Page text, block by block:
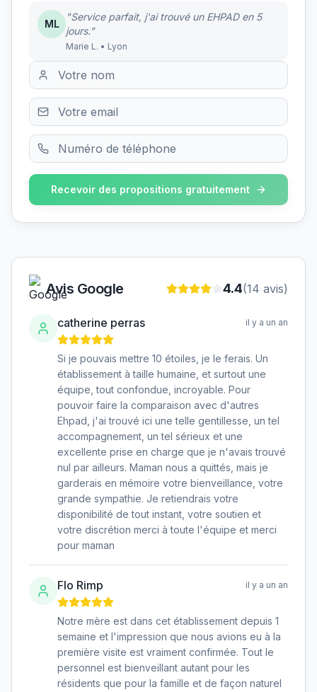
ML
"Service parfait, j'ai trouvé un EHPAD en 5
jours."
Marie L. • Lyon
Recevoir des propositions gratuitement
Avis Google 4.4(14 avis)
catherine perras il y a un an
Si je pouvais mettre 10 étoiles, je le ferais. Un
établissement à taille humaine, et surtout une
équipe, tout confondue, incroyable. Pour
pouvoir faire la comparaison avec d'autres
Ehpad, j'ai trouvé ici une telle gentillesse, un tel
accompagnement, un tel sérieux et une
excellente prise en charge que je n'avais trouvé
nul par ailleurs. Maman nous a quittés, mais je
garderais en mémoire votre bienveillance, votre
grande sympathie. Je retiendrais votre
disponibilité de tout instant, votre soutien et
votre discrétion merci à toute l'équipe et merci
pour maman
Flo Rimp il y a un an
Notre mère est dans cet établissement depuis 1
semaine et l'impression que nous avions eu à la
première visite est vraiment confirmée. Tout le
personnel est bienveillant autant pour les
résidents que pour la famille et de façon naturel